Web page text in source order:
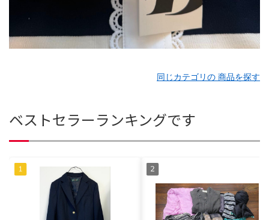
同じカテゴリの 商品を探す
ベストセラーランキングです